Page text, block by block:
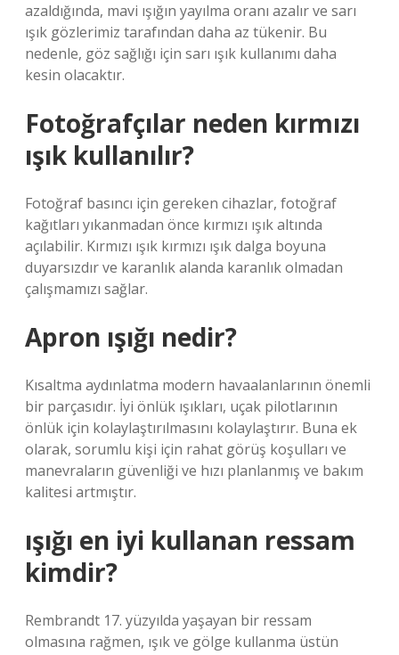
azaldığında, mavi ışığın yayılma oranı azalır ve sarı
ışık gözlerimiz tarafından daha az tükenir. Bu
nedenle, göz sağlığı için sarı ışık kullanımı daha
kesin olacaktır.
Fotoğrafçılar neden kırmızı
ışık kullanılır?
Fotoğraf basıncı için gereken cihazlar, fotoğraf
kağıtları yıkanmadan önce kırmızı ışık altında
açılabilir. Kırmızı ışık kırmızı ışık dalga boyuna
duyarsızdır ve karanlık alanda karanlık olmadan
çalışmamızı sağlar.
Apron ışığı nedir?
Kısaltma aydınlatma modern havaalanlarının önemli
bir parçasıdır. İyi önlük ışıkları, uçak pilotlarının
önlük için kolaylaştırılmasını kolaylaştırır. Buna ek
olarak, sorumlu kişi için rahat görüş koşulları ve
manevraların güvenliği ve hızı planlanmış ve bakım
kalitesi artmıştır.
ışığı en iyi kullanan ressam
kimdir?
Rembrandt 17. yüzyılda yaşayan bir ressam
olmasına rağmen, ışık ve gölge kullanma üstün